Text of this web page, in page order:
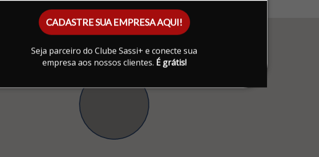
CADASTRE SUA EMPRESA AQUI!
Seja parceiro do Clube Sassi+ e conecte sua
empresa aos nossos clientes. É grátis!